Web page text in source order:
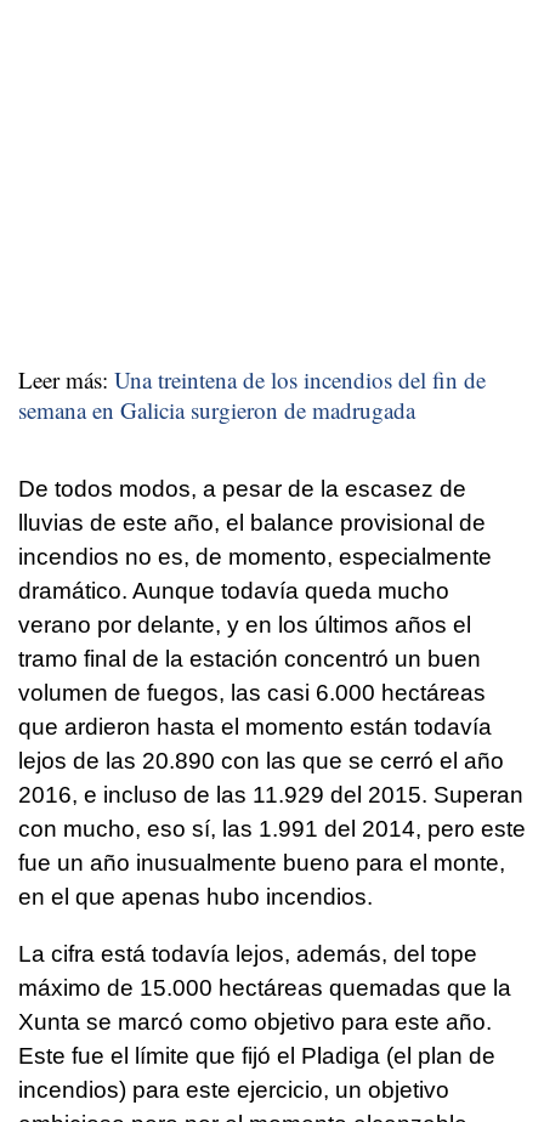
Leer más: Una treintena de los incendios del fin de
semana en Galicia surgieron de madrugada
De todos modos, a pesar de la escasez de
lluvias de este año, el balance provisional de
incendios no es, de momento, especialmente
dramático. Aunque todavía queda mucho
verano por delante, y en los últimos años el
tramo final de la estación concentró un buen
volumen de fuegos, las casi 6.000 hectáreas
que ardieron hasta el momento están todavía
lejos de las 20.890 con las que se cerró el año
2016, e incluso de las 11.929 del 2015. Superan
con mucho, eso sí, las 1.991 del 2014, pero este
fue un año inusualmente bueno para el monte,
en el que apenas hubo incendios.
La cifra está todavía lejos, además, del tope
máximo de 15.000 hectáreas quemadas que la
Xunta se marcó como objetivo para este año.
Este fue el límite que fijó el Pladiga (el plan de
incendios) para este ejercicio, un objetivo